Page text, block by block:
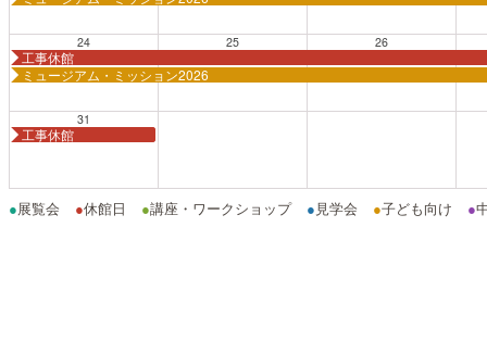
24
工事休館
ミュージアム・ミッション2026
25 26
31
工事休館
●展覧会 ●休館日 ●講座・ワークショップ ● 見学会 ●子ども向け ●